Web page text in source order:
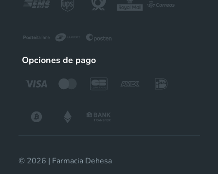
Opciones de pago
© 2026 | Farmacia Dehesa